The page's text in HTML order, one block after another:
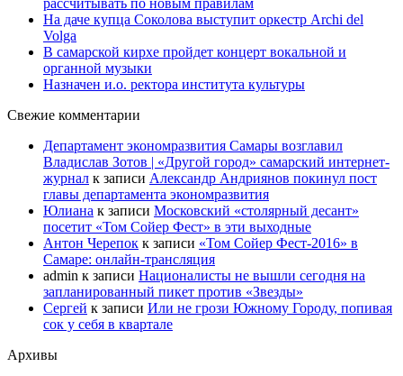
На даче купца Соколова выступит оркестр Archi del
Volga
В самарской кирхе пройдет концерт вокальной и
органной музыки
Назначен и.о. ректора института культуры
Свежие комментарии
Департамент экономразвития Самары возглавил
Владислав Зотов | «Другой город» самарский интернет-
журнал к записи Александр Андриянов покинул пост
главы департамента экономразвития
Юлиана к записи Московский «столярный десант»
посетит «Том Сойер Фест» в эти выходные
Антон Черепок к записи «Том Сойер Фест-2016» в
Самаре: онлайн-трансляция
admin к записи Националисты не вышли сегодня на
запланированный пикет против «Звезды»
Сергей к записи Или не грози Южному Городу, попивая
сок у себя в квартале
Архивы